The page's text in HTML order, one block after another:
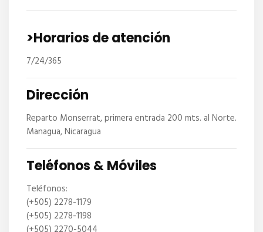
>Horarios de atención
7/24/365
Dirección
Reparto Monserrat, primera entrada 200 mts. al Norte.
Managua, Nicaragua
Teléfonos & Móviles
Teléfonos:
(+505) 2278-1179
(+505) 2278-1198